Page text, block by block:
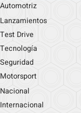
Automotriz
Lanzamientos
Test Drive
Tecnología
Seguridad
Motorsport
Nacional
Internacional